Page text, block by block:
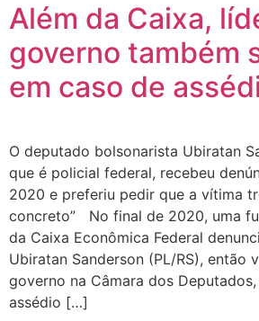
Além da Caixa,
governo também
em caso de
O deputado bolsonarista Ubiratan
que é policial federal, recebeu
2020 e preferiu pedir que a vítima
concreto” No final de 2020, uma
da Caixa Econômica Federal
Ubiratan Sanderson (PL/RS), então
governo na Câmara dos
assédio […]